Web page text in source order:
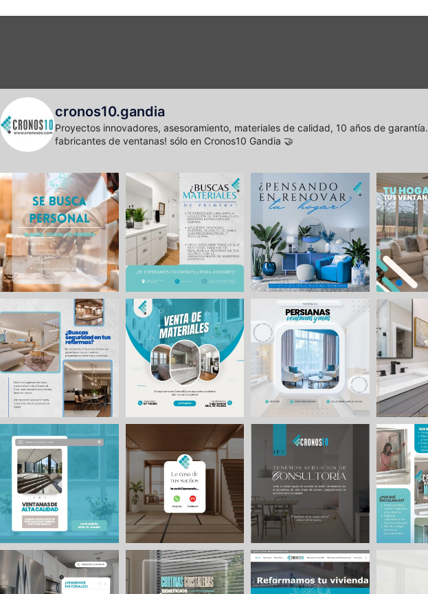
cronos10.gandia
Proyectos innovadores, asesoramiento, materiales de calidad, 10 años de garantía.
fabricantes de ventanas! sólo en Cronos10 Gandia 🤝